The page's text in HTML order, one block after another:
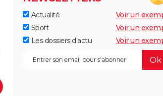
Actualité
Voir un
Sport
Voir un
Les dossiers d'actu
Voir un